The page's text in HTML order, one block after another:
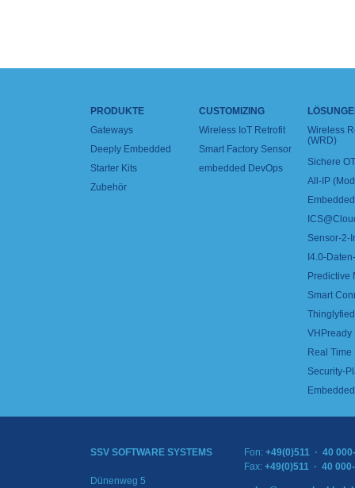
PRODUKTE
Gateways
Deeply Embedded
Starter Kits
Zubehör
CUSTOMIZING
Wireless IoT Retrofit
Smart Factory Sensor
embedded DevOps
Wireless
(WRD)
Sichere
All-IP
Sensor-2-
I4.0-
Predictive
Smart
VHPready
Real
Security-
SSV SOFTWARE SYSTEMS
Dünenweg 5
Fon: +49(0)511 · 40
Fax: +49(0)511 · 40